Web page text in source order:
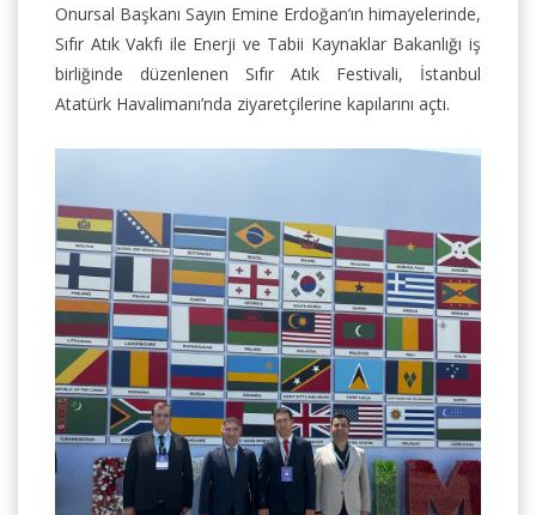
Onursal Başkanı Sayın Emine Erdoğan’ın himayelerinde,
Sıfır Atık Vakfı ile Enerji ve Tabii Kaynaklar Bakanlığı iş
birliğinde düzenlenen Sıfır Atık Festivali, İstanbul
Atatürk Havalimanı’nda ziyaretçilerine kapılarını açtı.